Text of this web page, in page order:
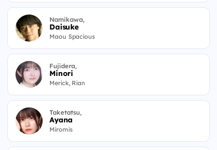
Namikawa,
Daisuke
Maou Spacious
Fujidera,
Minori
Merick, Rian
Taketatsu,
Ayana
Miromis